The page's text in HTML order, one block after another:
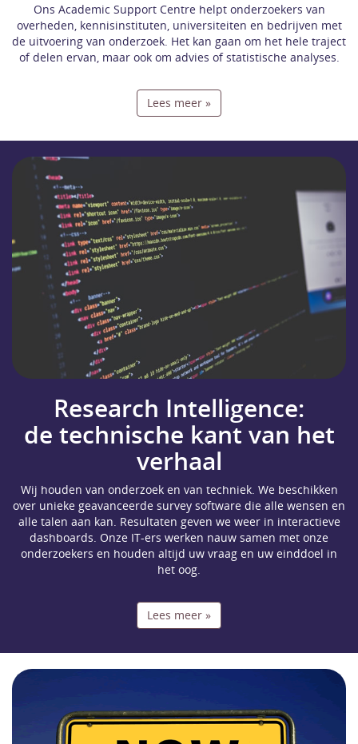
Ons Academic Support Centre helpt onderzoekers van
overheden, kennisinstituten, universiteiten en bedrijven met
de uitvoering van onderzoek. Het kan gaan om het hele traject
of delen ervan, maar ook om advies of statistische analyses.
Lees meer »
Research Intelligence:
de technische kant van het
verhaal
Wij houden van onderzoek en van techniek. We beschikken
over unieke geavanceerde survey software die alle wensen en
alle talen aan kan. Resultaten geven we weer in interactieve
dashboards. Onze IT-ers werken nauw samen met onze
onderzoekers en houden altijd uw vraag en uw einddoel in
het oog.
Lees meer »